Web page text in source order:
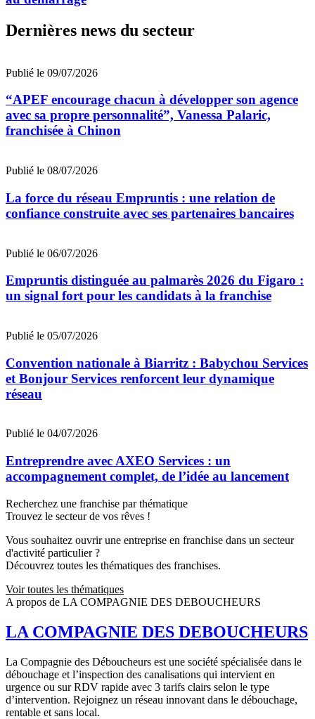
Dernières news du secteur
Publié le 09/07/2026
“APEF encourage chacun à développer son agence
avec sa propre personnalité”, Vanessa Palaric,
franchisée à Chinon
Publié le 08/07/2026
La force du réseau Empruntis : une relation de
confiance construite avec ses partenaires bancaires
Publié le 06/07/2026
Empruntis distinguée au palmarès 2026 du Figaro :
un signal fort pour les candidats à la franchise
Publié le 05/07/2026
Convention nationale à Biarritz : Babychou Services
et Bonjour Services renforcent leur dynamique
réseau
Publié le 04/07/2026
Entreprendre avec AXEO Services : un
accompagnement complet, de l’idée au lancement
Recherchez une franchise par thématique
Trouvez le secteur de vos rêves !
Vous souhaitez ouvrir une entreprise en franchise dans un secteur
d'activité particulier ?
Découvrez toutes les thématiques des franchises.
Voir toutes les thématiques
A propos de LA COMPAGNIE DES DEBOUCHEURS
LA COMPAGNIE DES DEBOUCHEURS
La Compagnie des Déboucheurs est une société spécialisée dans le
débouchage et l’inspection des canalisations qui intervient en
urgence ou sur RDV rapide avec 3 tarifs clairs selon le type
d’intervention. Rejoignez un réseau innovant dans le débouchage,
rentable et sans local.